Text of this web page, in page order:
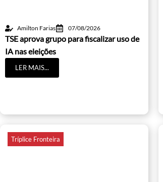
Amilton Farias 07/08/2026
TSE aprova grupo para fiscalizar uso de
IA nas eleições
LER MAIS...
Tríplice Fronteira